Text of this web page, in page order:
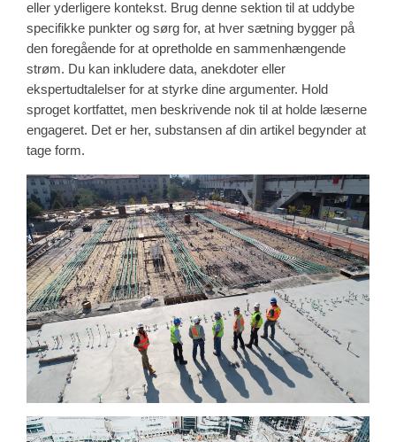
eller yderligere kontekst. Brug denne sektion til at uddybe
specifikke punkter og sørg for, at hver sætning bygger på
den foregående for at opretholde en sammenhængende
strøm. Du kan inkludere data, anekdoter eller
ekspertudtalelser for at styrke dine argumenter. Hold
sproget kortfattet, men beskrivende nok til at holde læserne
engageret. Det er her, substansen af din artikel begynder at
tage form.